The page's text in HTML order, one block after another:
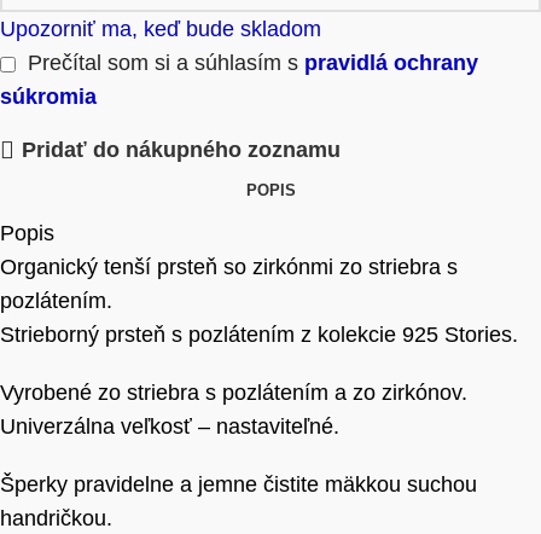
Upozorniť ma, keď bude skladom
Prečítal som si a súhlasím s pravidlá ochrany
súkromia
Pridať do nákupného zoznamu
POPIS
Popis
Organický tenší prsteň so zirkónmi zo striebra s
pozlátením.
Strieborný prsteň s pozlátením z kolekcie 925 Stories.
Vyrobené zo striebra s pozlátením a zo zirkónov.
Univerzálna veľkosť – nastaviteľné.
Šperky pravidelne a jemne čistite mäkkou suchou
handričkou.